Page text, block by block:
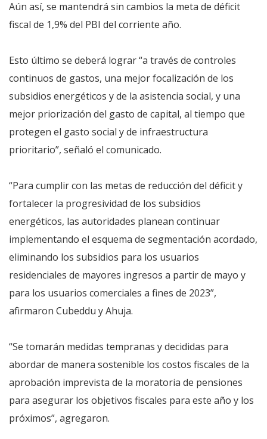
Aún así, se mantendrá sin cambios la meta de déficit
fiscal de 1,9% del PBI del corriente año.
Esto último se deberá lograr “a través de controles
continuos de gastos, una mejor focalización de los
subsidios energéticos y de la asistencia social, y una
mejor priorización del gasto de capital, al tiempo que
protegen el gasto social y de infraestructura
prioritario”, señaló el comunicado.
“Para cumplir con las metas de reducción del déficit y
fortalecer la progresividad de los subsidios
energéticos, las autoridades planean continuar
implementando el esquema de segmentación acordado,
eliminando los subsidios para los usuarios
residenciales de mayores ingresos a partir de mayo y
para los usuarios comerciales a fines de 2023”,
afirmaron Cubeddu y Ahuja.
“Se tomarán medidas tempranas y decididas para
abordar de manera sostenible los costos fiscales de la
aprobación imprevista de la moratoria de pensiones
para asegurar los objetivos fiscales para este año y los
próximos”, agregaron.